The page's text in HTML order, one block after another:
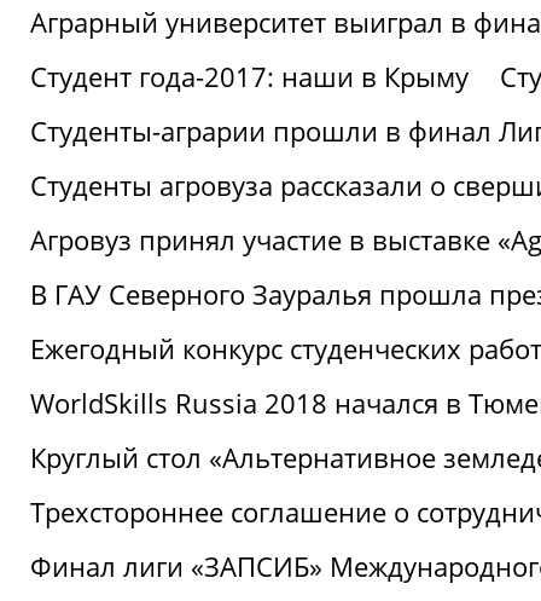
Аграрный университет выиграл в
Студент года-2017: наши в Крыму
Студенты-аграрии прошли в финал
Студенты агровуза рассказали о
Агровуз принял участие в выставке
В ГАУ Северного Зауралья прошла
Ежегодный конкурс студенческих
WorldSkills Russia 2018 начался в
Круглый стол «Альтернативное
Трехстороннее соглашение о
Финал лиги «ЗАПСИБ»